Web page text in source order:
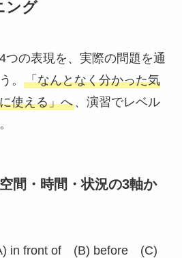
ング
つの表現を、実際の問題を通
。 「なんとなく分かった気
使える」へ、演習でレベル
間・時間・状況の3軸か
in front of (B) before (C)